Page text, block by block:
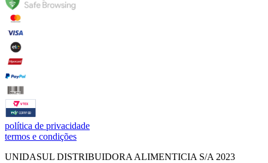
política de privacidade
termos e condições
UNIDASUL DISTRIBUIDORA ALIMENTICIA S/A 2023